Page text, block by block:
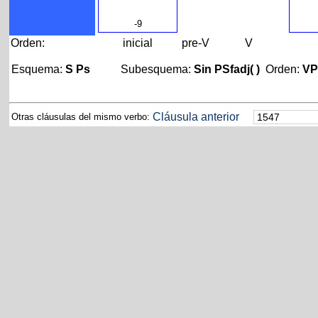
-9
Orden: inicial pre-V V
Esquema: S Ps Subesquema:Sin PSfadj( ) Orden:VP
Otras cláusulas del mismo verbo: Cláusula anterior